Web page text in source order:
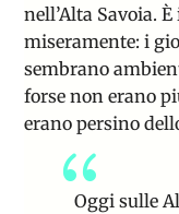
nell’Alta Savoia.
miseramente: i
sembrano
forse non erano
erano persino
Oggi sulle